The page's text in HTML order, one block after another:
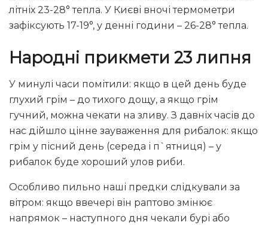
літніх 23-28° тепла. У Києві вночі термометри
зафіксують 17-19°, у денні години – 26-28° тепла.
Народні прикмети 23 липня
У минулі часи помітили: якщо в цей день буде
глухий грім – до тихого дощу, а якщо грім
гучний, можна чекати на зливу. З давніх часів до
нас дійшло цінне зауваження для рибалок: якщо
грім у пісний день (середа і п`ятниця) – у
рибалок буде хороший улов риби.
Особливо пильно наші предки слідкували за
вітром: якщо ввечері він раптово змінює
напрямок – наступного дня чекали бурі або